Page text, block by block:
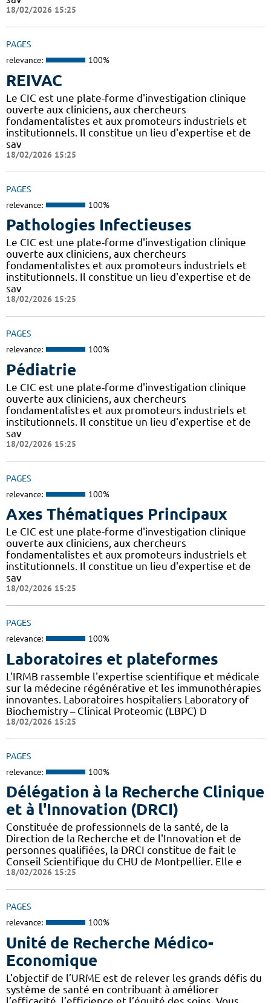
18/02/2026 15:25
PAGES
relevance: 100%
REIVAC
Le CIC est une plate-forme d'investigation clinique
ouverte aux cliniciens, aux chercheurs
fondamentalistes et aux promoteurs industriels et
institutionnels. Il constitue un lieu d'expertise et de
sav
18/02/2026 15:25
PAGES
relevance: 100%
Pathologies Infectieuses
Le CIC est une plate-forme d'investigation clinique
ouverte aux cliniciens, aux chercheurs
fondamentalistes et aux promoteurs industriels et
institutionnels. Il constitue un lieu d'expertise et de
sav
18/02/2026 15:25
PAGES
relevance: 100%
Pédiatrie
Le CIC est une plate-forme d'investigation clinique
ouverte aux cliniciens, aux chercheurs
fondamentalistes et aux promoteurs industriels et
institutionnels. Il constitue un lieu d'expertise et de
sav
18/02/2026 15:25
PAGES
relevance: 100%
Axes Thématiques Principaux
Le CIC est une plate-forme d'investigation clinique
ouverte aux cliniciens, aux chercheurs
fondamentalistes et aux promoteurs industriels et
institutionnels. Il constitue un lieu d'expertise et de
sav
18/02/2026 15:25
PAGES
relevance: 100%
Laboratoires et plateformes
L'IRMB rassemble l'expertise scientifique et médicale
sur la médecine régénérative et les immunothérapies
innovantes. Laboratoires hospitaliers Laboratory of
Biochemistry – Clinical Proteomic (LBPC) D
18/02/2026 15:25
PAGES
relevance: 100%
Délégation à la Recherche Clinique
et à l'Innovation (DRCI)
Constituée de professionnels de la santé, de la
Direction de la Recherche et de l'Innovation et de
personnes qualifiées, la DRCI constitue de fait le
Conseil Scientifique du CHU de Montpellier. Elle e
18/02/2026 15:25
PAGES
relevance: 100%
Unité de Recherche Médico-
Economique
L’objectif de l’URME est de relever les grands défis du
système de santé en contribuant à améliorer